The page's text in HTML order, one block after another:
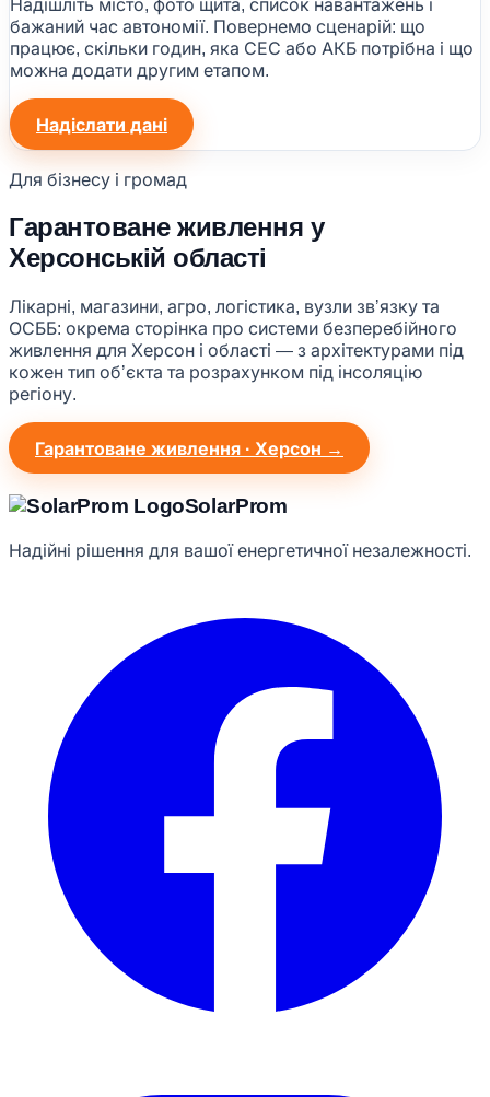
Надішліть місто, фото щита, список навантажень і
бажаний час автономії. Повернемо сценарій: що
працює, скільки годин, яка СЕС або АКБ потрібна і що
можна додати другим етапом.
Надіслати дані
Для бізнесу і громад
Гарантоване живлення у
Херсонській області
Лікарні, магазини, агро, логістика, вузли звʼязку та
ОСББ: окрема сторінка про системи безперебійного
живлення для Херсон і області — з архітектурами під
кожен тип обʼєкта та розрахунком під інсоляцію
регіону.
Гарантоване живлення · Херсон →
SolarProm
Надійні рішення для вашої енергетичної незалежності.